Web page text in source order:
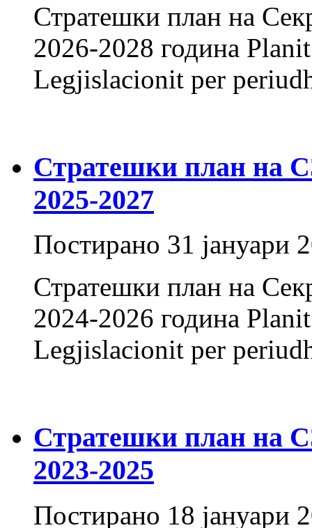
Стратешки план на
2026-2028 година
Legjislacionit per
Стратешки план на
2025-2027
Постирано 31 јануари
Стратешки план на
2024-2026 година
Legjislacionit per
Стратешки план на
2023-2025
Постирано 18 јануари